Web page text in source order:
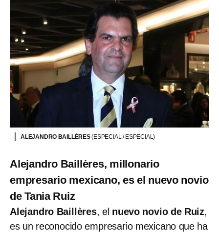
ALEJANDRO BAILLÈRES(ESPECIAL / ESPECIAL)
Alejandro Baillères, millonario
empresario mexicano, es el nuevo novio
de Tania Ruiz
Alejandro Baillères, el nuevo novio de Ruiz,
es un reconocido empresario mexicano que ha